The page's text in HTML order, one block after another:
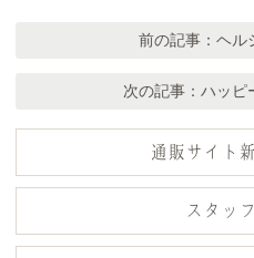
前の記事： ヘル
次の記事： ハッピ
通販サイト
スタッ